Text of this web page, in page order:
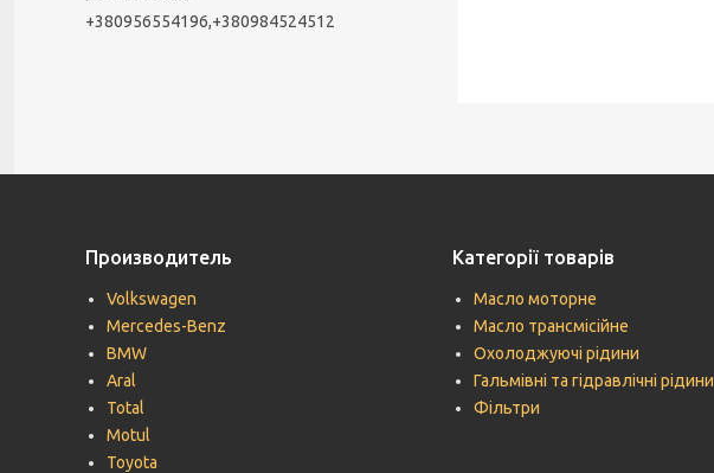
+380956554196,+380984524512
Производитель
Volkswagen
Mercedes-Benz
BMW
Aral
Total
Motul
Toyota
Категорії товарів
Масло моторне
Масло трансмісійне
Охолоджуючі рідини
Гальмівні та гідравлічні рідини
Фільтри